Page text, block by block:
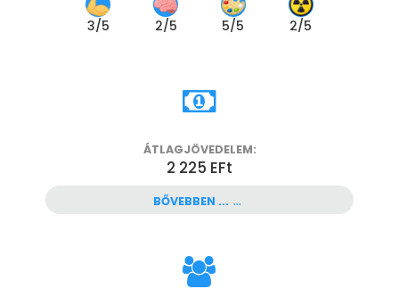
3/5 2/5 5/5 2/5
ÁTLAGJÖVEDELEM:
2 225 EFt
BŐVEBBEN ...